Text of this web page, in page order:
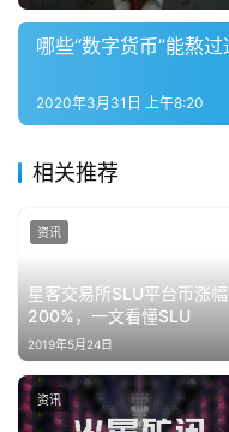
哪些“数字货币”能熬过
2020年3月31日 上午8:20
相关推荐
星客交易所SLU平台币涨幅
200%，一文看懂SLU
2019年5月24日
资讯
资讯